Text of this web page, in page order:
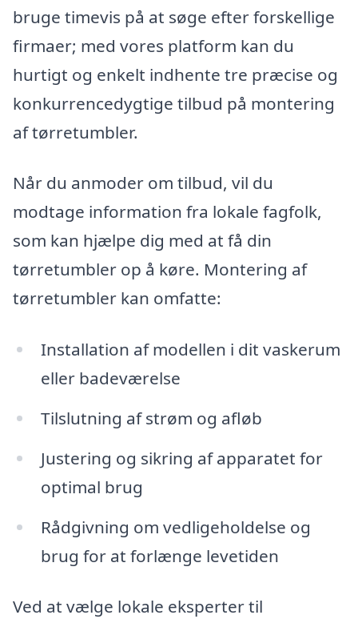
bruge timevis på at søge efter forskellige
firmaer; med vores platform kan du
hurtigt og enkelt indhente tre præcise og
konkurrencedygtige tilbud på montering
af tørretumbler.
Når du anmoder om tilbud, vil du
modtage information fra lokale fagfolk,
som kan hjælpe dig med at få din
tørretumbler op å køre. Montering af
tørretumbler kan omfatte:
Installation af modellen i dit vaskerum
eller badeværelse
Tilslutning af strøm og afløb
Justering og sikring af apparatet for
optimal brug
Rådgivning om vedligeholdelse og
brug for at forlænge levetiden
Ved at vælge lokale eksperter til